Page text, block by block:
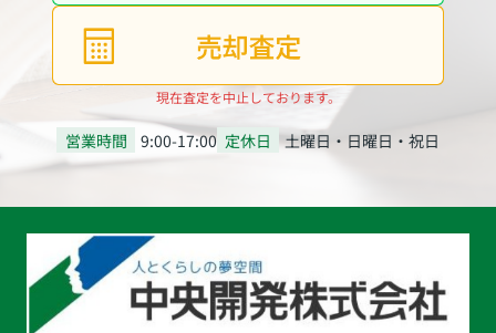
現在査定を中止しております。
営業時間 9:00-17:00 定休日 土曜日・日曜日・祝日